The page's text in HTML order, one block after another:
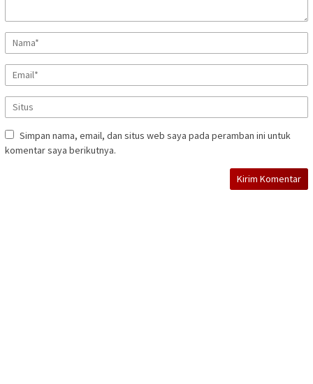
Simpan nama, email, dan situs web saya pada peramban ini untuk
komentar saya berikutnya.